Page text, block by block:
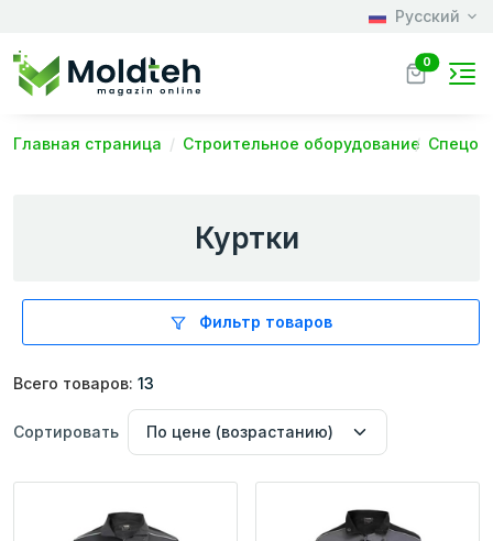
Русский
0
Главная страница Строительное оборудование
Куртки
Фильтр товаров
Всего товаров: 13
Сортировать